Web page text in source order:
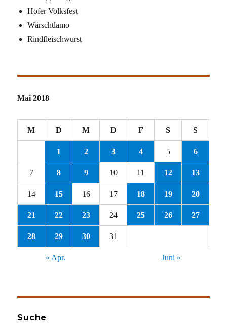
Hofer Volksfest
Wärschtlamo
Rindfleischwurst
Mai 2018
M D M D F S S
1 2 3 4 5 6
7 8 9 10 11 12 13
14 15 16 17 18 19 20
21 22 23 24 25 26 27
28 29 30 31
« Apr. Juni »
Suche